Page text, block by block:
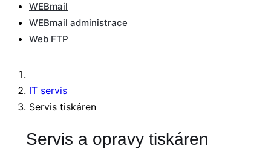
WEBmail
WEBmail administrace
Web FTP
IT servis
Servis tiskáren
Servis a opravy tiskáren